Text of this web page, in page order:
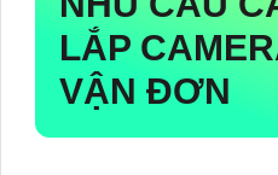
LẮP
VẬN ĐƠN